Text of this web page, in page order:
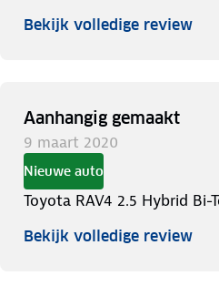
Bekijk volledige review
Aanhangig gemaakt
9 maart 2020
Nieuwe auto
Toyota RAV4 2.5 Hybrid Bi-
Bekijk volledige review